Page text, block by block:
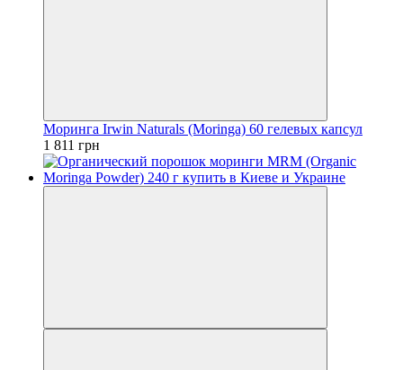
Моринга Irwin Naturals (Moringa) 60 гелевых капсул
1 811 грн